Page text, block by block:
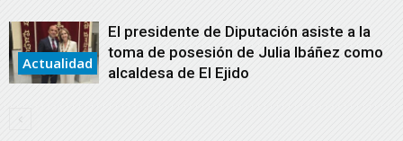
Actualidad
El presidente de Diputación asiste a la
toma de posesión de Julia Ibáñez como
alcaldesa de El Ejido